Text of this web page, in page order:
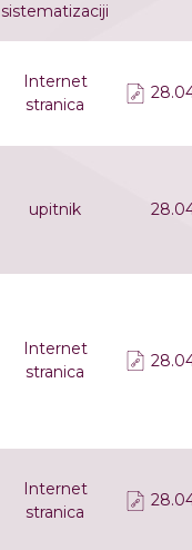
sistematizaciji
Internet
stranica
upitnik
Internet
stranica
Internet
stranica